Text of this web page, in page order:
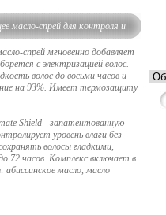
масло-спрей для контроля и
гладкостиспрей мгновенно добавляет
с электризацией волос.
волос до восьми часов и
на 93%. Имеет термозащиту
Shield - запатентованную
уровень влаги без
волосы гладкими,
72 часов. Комплекс включает в
абиссинское масло, масло